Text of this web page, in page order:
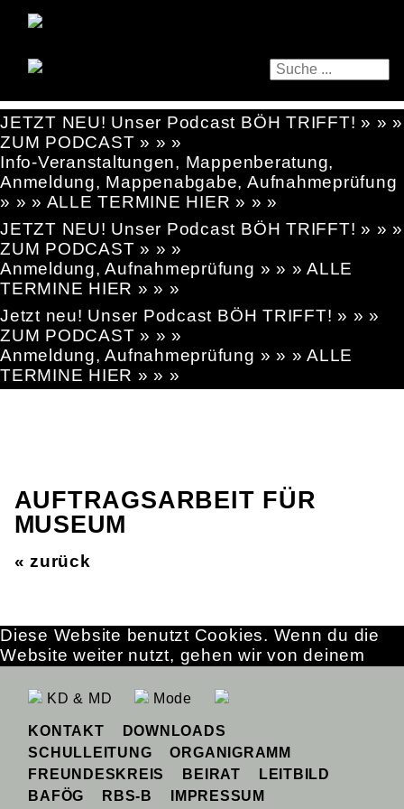
JETZT NEU! Unser Podcast BÖH TRIFFT! » » »
ZUM PODCAST » » »
Info-Veranstaltungen, Mappenberatung,
Anmeldung, Mappenabgabe, Aufnahmeprüfung
» » » ALLE TERMINE HIER » » »
JETZT NEU! Unser Podcast BÖH TRIFFT! » » »
ZUM PODCAST » » »
Anmeldung, Aufnahmeprüfung » » » ALLE
TERMINE HIER » » »
Jetzt neu! Unser Podcast BÖH TRIFFT! » » »
ZUM PODCAST » » »
Anmeldung, Aufnahmeprüfung » » » ALLE
TERMINE HIER » » »
AUFTRAGSARBEIT FÜR
MUSEUM
« zurück
KD & MD Mode
KONTAKT
DOWNLOADS
SCHULLEITUNG
ORGANIGRAMM
FREUNDESKREIS
BEIRAT
LEITBILD
BAFÖG
RBS-B IMPRESSUM
Diese Website benutzt Cookies. Wenn du die
Website weiter nutzt, gehen wir von deinem